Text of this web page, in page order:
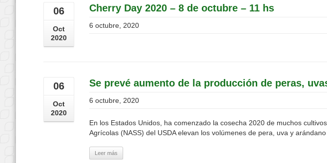
06
Oct
2020
Cherry Day 2020 – 8 de octubre – 11 hs
6 octubre, 2020
06
Oct
2020
Se prevé aumento de la producción de peras,
6 octubre, 2020
En los Estados Unidos, ha comenzado la cosecha 2020 de muchos
Agrícolas (NASS) del USDA elevan los volúmenes de pera, uva y
Leer más